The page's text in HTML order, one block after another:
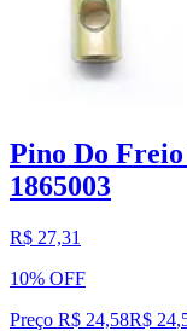
Pino Do
1865003
R$ 27,31
10% OFF
Preço R$ 24,58R$ 24,